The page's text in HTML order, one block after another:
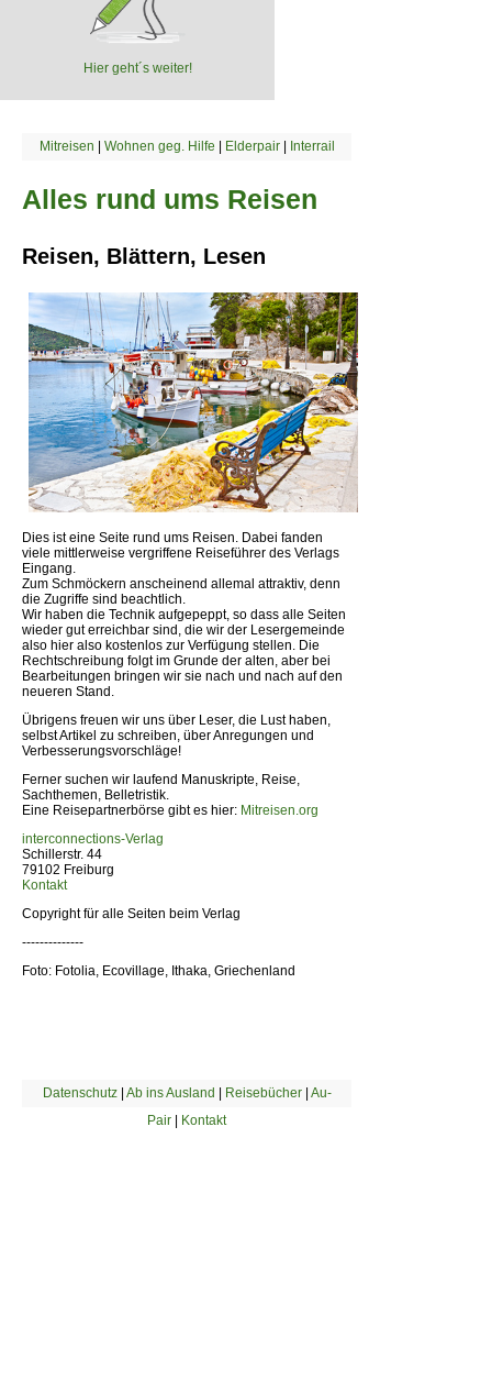
Hier geht´s weiter!
Mitreisen | Wohnen geg. Hilfe | Elderpair| Interrail
Alles rund ums Reisen
Reisen, Blättern, Lesen
Dies ist eine Seite rund ums Reisen. Dabei fanden
viele mittlerweise vergriffene Reiseführer des Verlags
Eingang.
Zum Schmöckern anscheinend allemal attraktiv, denn
die Zugriffe sind beachtlich.
Wir haben die Technik aufgepeppt, so dass alle Seiten
wieder gut erreichbar sind, die wir der Lesergemeinde
also hier also kostenlos zur Verfügung stellen. Die
Rechtschreibung folgt im Grunde der alten, aber bei
Bearbeitungen bringen wir sie nach und nach auf den
neueren Stand.
Übrigens freuen wir uns über Leser, die Lust haben,
selbst Artikel zu schreiben, über Anregungen und
Verbesserungsvorschläge!
Ferner suchen wir laufend Manuskripte, Reise,
Sachthemen, Belletristik.
Eine Reisepartnerbörse gibt es hier: Mitreisen.org
interconnections-Verlag
Schillerstr. 44
79102 Freiburg
Kontakt
Copyright für alle Seiten beim Verlag
--------------
Foto: Fotolia, Ecovillage, Ithaka, Griechenland
Datenschutz| Ab ins Ausland | Reisebücher| Au-
Pair | Kontakt